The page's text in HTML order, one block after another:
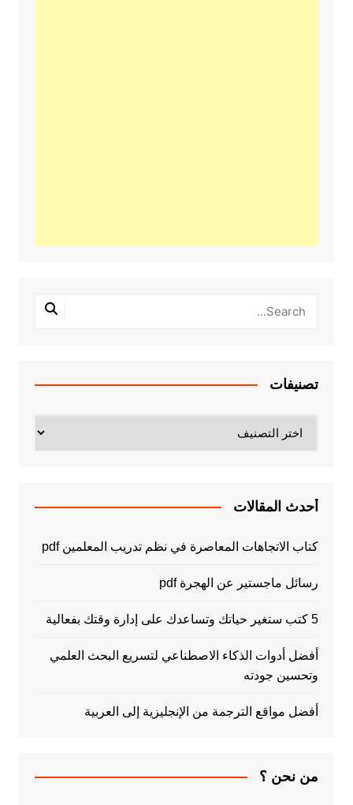
تصنيفات
أحدث المقالات
كتاب الاتجاهات المعاصرة في نظم تدريب المعلمين pdf
رسائل ماجستير عن الهجرة pdf
5 كتب ستغير حياتك وتساعدك على إدارة وقتك بفعالية
أفضل أدوات الذكاء الاصطناعي لتسريع البحث العلمي
وتحسين جودته
أفضل مواقع الترجمة من الإنجليزية إلى العربية
من نحن ؟